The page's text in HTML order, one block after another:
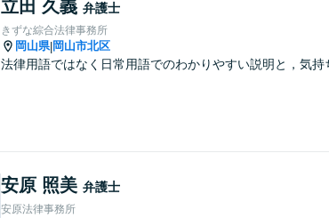
立田 久義 弁護士
きずな綜合法律事務所
岡山県|岡山市北区
法律用語ではなく日常用語でのわかりやすい説明と，気持
安原 照美 弁護士
安原法律事務所